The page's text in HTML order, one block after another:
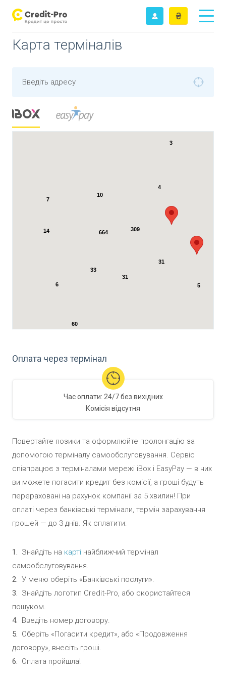
Карта терміналів
Введіть адресу
664
309
60
31
4
14
6 5
31
33
7
10
3
Оплата через термінал
Час оплати: 24/7 без вихідних
Комісія відсутня
Повертайте позики та оформлюйте пролонгацію за
допомогою терміналу самообслуговування. Сервіс
співпрацює з терміналами мережі iBox і EasyPay — в них
ви можете погасити кредит без комісії, а гроші будуть
перераховані на рахунок компанії за 5 хвилин! При
оплаті через банківські термінали, термін зарахування
грошей — до 3 днів. Як сплатити:
Знайдіть на карті найближчий термінал
самообслуговування.
У меню оберіть «Банківські послуги».
Знайдіть логотип Credit-Pro, або скористайтеся
пошуком.
Введіть номер договору.
Оберіть «Погасити кредит», або «Продовження
договору», внесіть гроші.
Оплата пройшла!